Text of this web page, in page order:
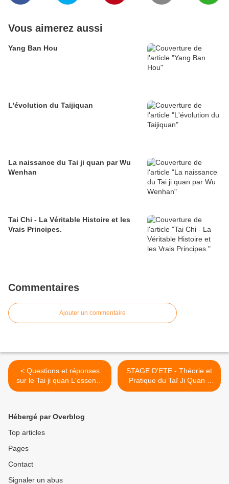
Vous aimerez aussi
Yang Ban Hou
L'évolution du Taijiquan
La naissance du Tai ji quan par Wu
Wenhan
Tai Chi - La Véritable Histoire et les
Vrais Principes.
Commentaires
Ajouter un commentaire
< Questions et réponses
sur le Tai ji quan L'essence
du style Yang Weiming
STAGE D'ETE - Théorie et
Pratique du Taï Ji Quan -
Dimanche 1er juillet 2018 -
Hébergé par Overblog
Top articles
Pages
Contact
Signaler un abus